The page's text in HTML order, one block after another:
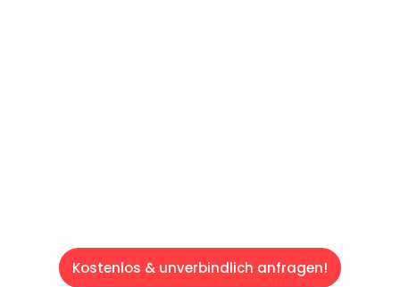
Kostenlos & unverbindlich anfragen!